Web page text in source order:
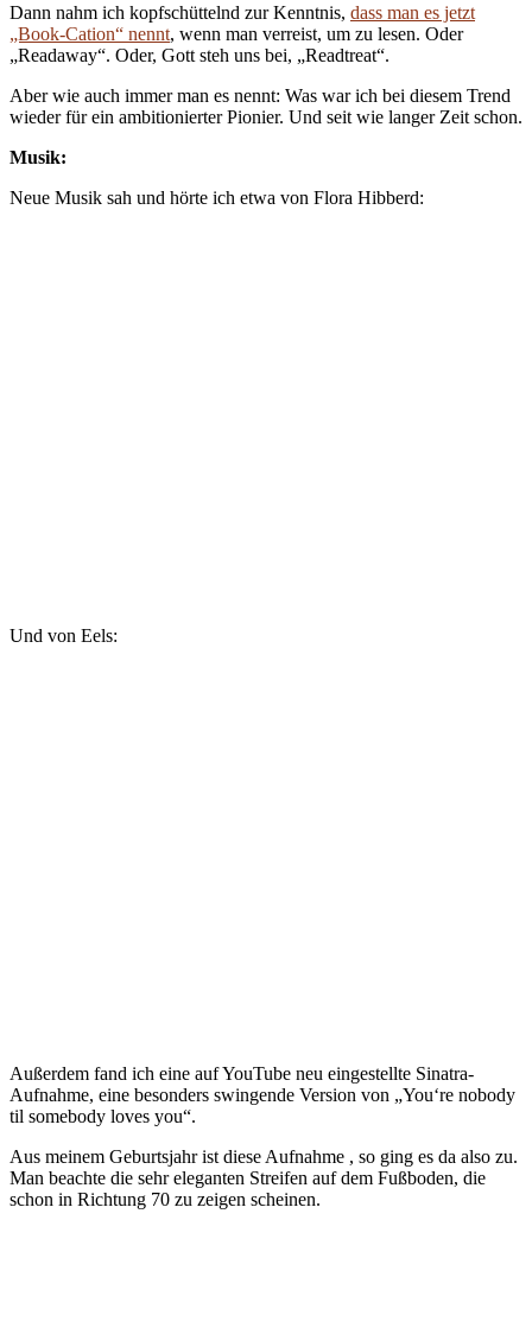
Dann nahm ich kopfschüttelnd zur Kenntnis, dass man es jetzt
„Book-Cation“ nennt, wenn man verreist, um zu lesen. Oder
„Readaway“. Oder, Gott steh uns bei, „Readtreat“.
Aber wie auch immer man es nennt: Was war ich bei diesem Trend
wieder für ein ambitionierter Pionier. Und seit wie langer Zeit schon.
Musik:
Neue Musik sah und hörte ich etwa von Flora Hibberd:
Und von Eels:
Außerdem fand ich eine auf YouTube neu eingestellte Sinatra-
Aufnahme, eine besonders swingende Version von „You‘re nobody
til somebody loves you“.
Aus meinem Geburtsjahr ist diese Aufnahme , so ging es da also zu.
Man beachte die sehr eleganten Streifen auf dem Fußboden, die
schon in Richtung 70 zu zeigen scheinen.